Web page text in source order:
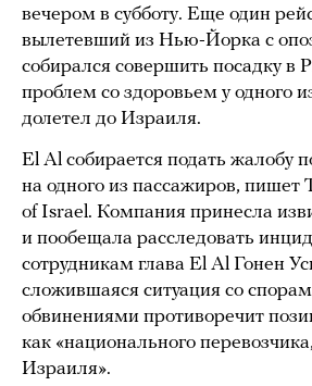
вечером в субботу. Еще один
вылетевший из Нью-Йорка с
собирался совершить посадку в
проблем со здоровьем у одного
долетел до Израиля.
El Al собирается подать жалобу
на одного из пассажиров, пишет
of Israel. Компания принесла
и пообещала расследовать
сотрудникам глава El Al Гонен
cложившаяся ситуация со
обвинениями противоречит
как «национального
Израиля».